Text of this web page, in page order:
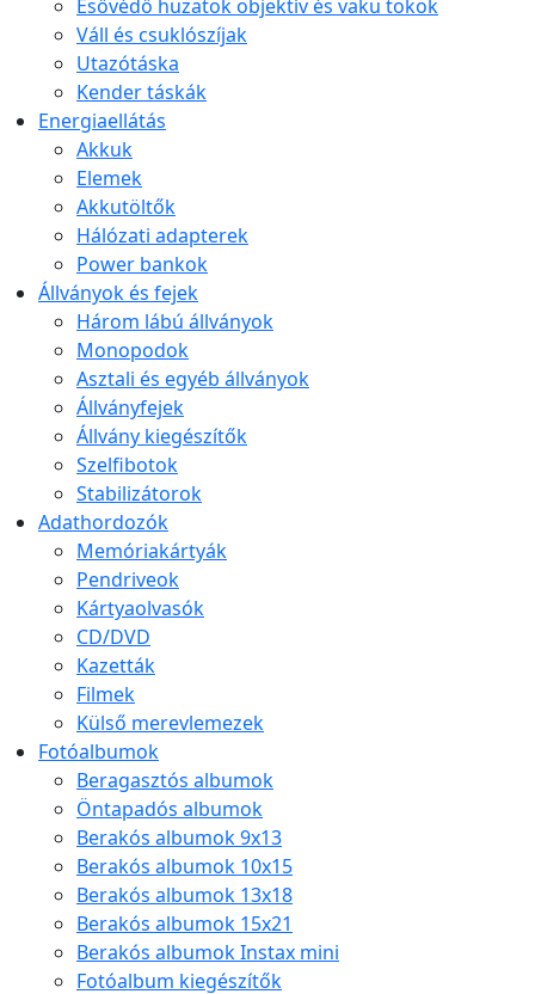
Esővédő huzatok objektív és vaku tokok
Váll és csuklószíjak
Utazótáska
Kender táskák
Energiaellátás
Akkuk
Elemek
Akkutöltők
Hálózati adapterek
Power bankok
Állványok és fejek
Három lábú állványok
Monopodok
Asztali és egyéb állványok
Állványfejek
Állvány kiegészítők
Szelfibotok
Stabilizátorok
Adathordozók
Memóriakártyák
Pendriveok
Kártyaolvasók
CD/DVD
Kazetták
Filmek
Külső merevlemezek
Fotóalbumok
Beragasztós albumok
Öntapadós albumok
Berakós albumok 9x13
Berakós albumok 10x15
Berakós albumok 13x18
Berakós albumok 15x21
Berakós albumok Instax mini
Fotóalbum kiegészítők